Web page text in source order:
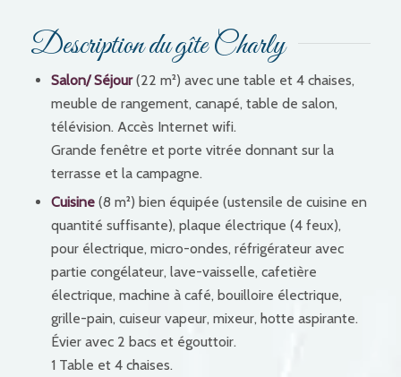
Description du gîte Charly
Salon/ Séjour(22 m²) avec une table et 4 chaises,
meuble de rangement, canapé, table de salon,
télévision. Accès Internet wifi.
Grande fenêtre et porte vitrée donnant sur la
terrasse et la campagne.
Cuisine(8 m²) bien équipée (ustensile de cuisine en
quantité suffisante), plaque électrique (4 feux),
pour électrique, micro-ondes, réfrigérateur avec
partie congélateur, lave-vaisselle, cafetière
électrique, machine à café, bouilloire électrique,
grille-pain, cuiseur vapeur, mixeur, hotte aspirante.
Évier avec 2 bacs et égouttoir.
1 Table et 4 chaises.